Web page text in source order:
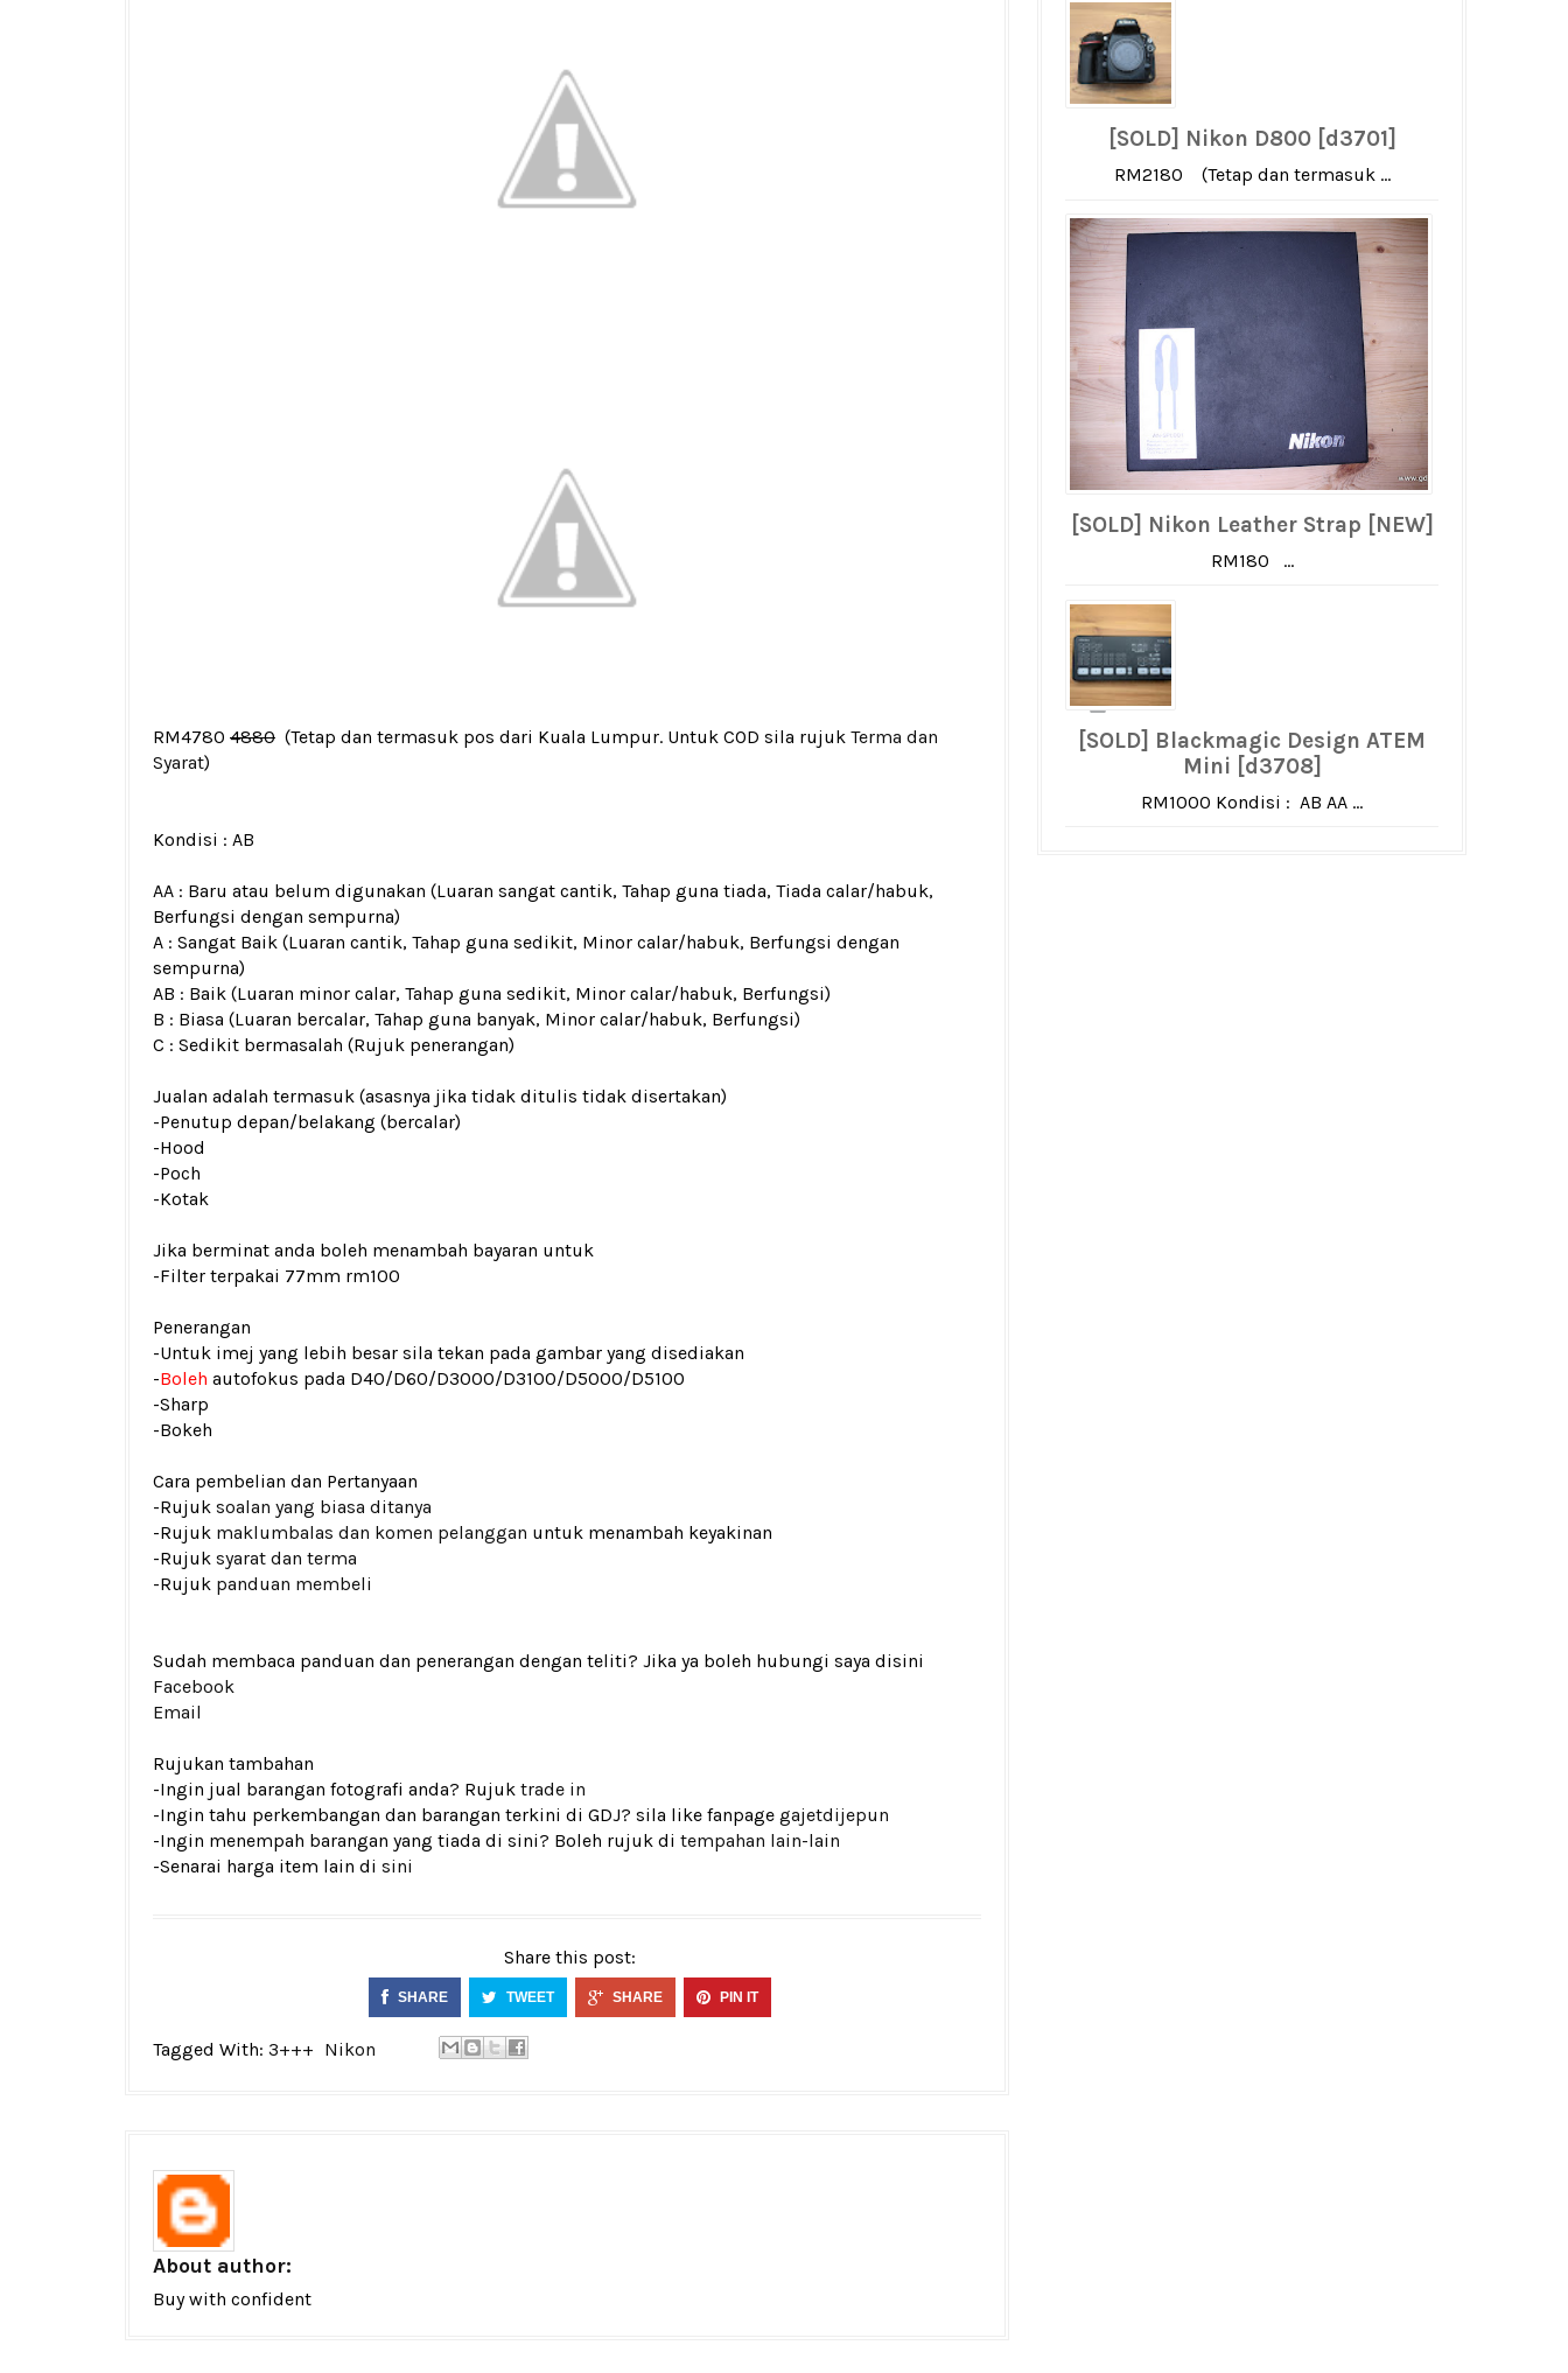
RM4780 4880 (Tetap dan termasuk pos dari Kuala Lumpur. Untuk COD sila rujuk Terma dan
Syarat)
Kondisi : AB
AA : Baru atau belum digunakan (Luaran sangat cantik, Tahap guna tiada, Tiada calar/habuk,
Berfungsi dengan sempurna)
A : Sangat Baik (Luaran cantik, Tahap guna sedikit, Minor calar/habuk, Berfungsi dengan
sempurna)
AB : Baik (Luaran minor calar, Tahap guna sedikit, Minor calar/habuk, Berfungsi)
B : Biasa (Luaran bercalar, Tahap guna banyak, Minor calar/habuk, Berfungsi)
C : Sedikit bermasalah (Rujuk penerangan)
Jualan adalah termasuk (asasnya jika tidak ditulis tidak disertakan)
-Penutup depan/belakang (bercalar)
-Hood
-Poch
-Kotak
Jika berminat anda boleh menambah bayaran untuk
-Filter terpakai 77mm rm100
Penerangan
-Untuk imej yang lebih besar sila tekan pada gambar yang disediakan
-Boleh autofokus pada D40/D60/D3000/D3100/D5000/D5100
-Sharp
-Bokeh
Cara pembelian dan Pertanyaan
-Rujuk soalan yang biasa ditanya
-Rujuk maklumbalas dan komen pelanggan untuk menambah keyakinan
-Rujuk syarat dan terma
-Rujuk panduan membeli
Sudah membaca panduan dan penerangan dengan teliti? Jika ya boleh hubungi saya disini
Facebook
Email
Rujukan tambahan
-Ingin jual barangan fotografi anda? Rujuk trade in
-Ingin tahu perkembangan dan barangan terkini di GDJ? sila like fanpage gajetdijepun
-Ingin menempah barangan yang tiada di sini? Boleh rujuk di tempahan lain-lain
-Senarai harga item lain di sini
Share this post:
SHARE TWEET SHARE PIN IT
Tagged With: 3+++ Nikon
About author:
Buy with confident
[SOLD] Nikon D800 [d3701]
RM2180 (Tetap dan termasuk ...
[SOLD] Nikon Leather Strap [NEW]
RM180 ...
[SOLD] Blackmagic Design ATEM
Mini [d3708]
RM1000 Kondisi : AB AA ...